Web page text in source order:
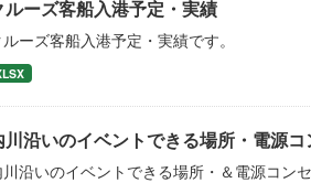
ルーズ客船入港予定・実績
ーズ客船入港予定・実績です。
川沿いのイベントできる場所・電源コ
川沿いのイベントできる場所・＆電源コン